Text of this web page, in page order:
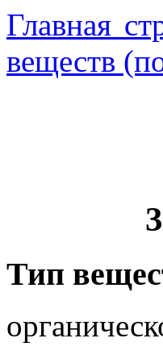
Главная
веществ
Тип